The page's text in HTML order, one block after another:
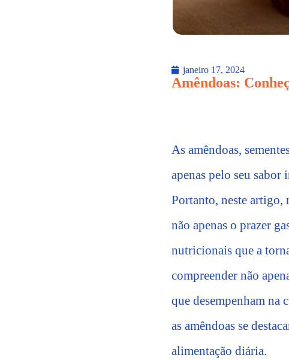
janeiro 17, 2024
Amêndoas:
As amêndoas,
apenas pelo seu
Portanto, neste artigo,
não apenas o prazer
nutricionais que a
compreender não
que desempenham na
as amêndoas se
alimentação diária.